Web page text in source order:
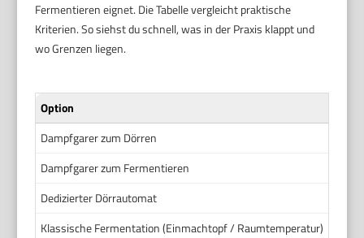
Fermentieren eignet. Die Tabelle vergleicht praktische
Kriterien. So siehst du schnell, was in der Praxis klappt und
wo Grenzen liegen.
Option
Dampfgarer zum Dörren
Dampfgarer zum Fermentieren
Dedizierter Dörrautomat
Klassische Fermentation (Einmachtopf / Raumtemperatur)